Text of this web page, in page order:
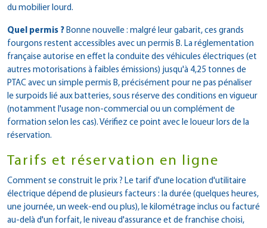
du mobilier lourd.
Quel permis ? Bonne nouvelle : malgré leur gabarit, ces grands
fourgons restent accessibles avec un permis B. La réglementation
française autorise en effet la conduite des véhicules électriques (et
autres motorisations à faibles émissions) jusqu'à 4,25 tonnes de
PTAC avec un simple permis B, précisément pour ne pas pénaliser
le surpoids lié aux batteries, sous réserve des conditions en vigueur
(notamment l'usage non-commercial ou un complément de
formation selon les cas). Vérifiez ce point avec le loueur lors de la
réservation.
Tarifs et réservation en ligne
Comment se construit le prix ? Le tarif d'une location d'utilitaire
électrique dépend de plusieurs facteurs : la durée (quelques heures,
une journée, un week-end ou plus), le kilométrage inclus ou facturé
au-delà d'un forfait, le niveau d'assurance et de franchise choisi,